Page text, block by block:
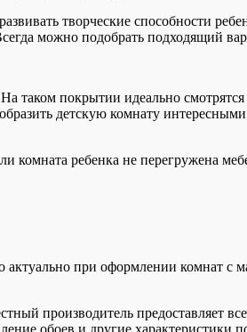
творческие способности
можно подобрать подходящий
таком покрытии идеально смотрятся
детскую комнату
комната ребенка не перегружена
актуально при оформлении комнат с
производитель предоставляет